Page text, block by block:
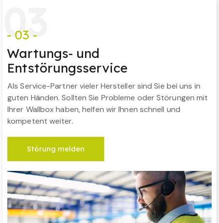
03
- 03 -
Wartungs- und
Entstörungsservice
Als Service-Partner vieler Hersteller sind Sie bei uns in
guten Händen. Sollten Sie Probleme oder Störungen mit
Ihrer Wallbox haben, helfen wir Ihnen schnell und
kompetent weiter.
Störung melden